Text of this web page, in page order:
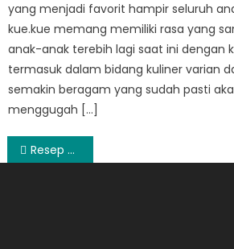
yang menjadi favorit hampir seluruh
kue.kue memang memiliki rasa yang
anak-anak terebih lagi saat ini dengan
termasuk dalam bidang kuliner varian
semakin beragam yang sudah pasti
menggugah […]
Post
Resep Makanan